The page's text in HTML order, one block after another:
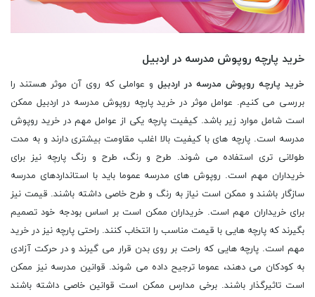
خرید پارچه روپوش مدرسه در اردبیل
خرید پارچه روپوش مدرسه در اردبیل و عواملی که روی آن موثر هستند را
بررسی می کنیم. عوامل موثر در خرید پارچه روپوش مدرسه در اردبیل ممکن
است شامل موارد زیر باشد. کیفیت پارچه یکی از عوامل مهم در خرید روپوش
مدرسه است. پارچه های با کیفیت بالا اغلب مقاومت بیشتری دارند و به مدت
طولانی تری استفاده می شوند. طرح و رنگ، طرح و رنگ پارچه نیز برای
خریداران مهم است. روپوش های مدرسه عموما باید با استانداردهای مدرسه
سازگار باشند و ممکن است نیاز به رنگ و طرح خاصی داشته باشند. قیمت نیز
برای خریداران مهم است. خریداران ممکن است بر اساس بودجه خود تصمیم
بگیرند که پارچه هایی با قیمت مناسب را انتخاب کنند. راحتی پارچه نیز در خرید
مهم است. پارچه هایی که راحت بر روی بدن قرار می گیرند و در حرکت آزادی
به کودکان می دهند، عموما ترجیح داده می شوند. قوانین مدرسه نیز ممکن
است تاثیرگذار باشند. برخی مدارس ممکن است قوانین خاصی داشته باشند